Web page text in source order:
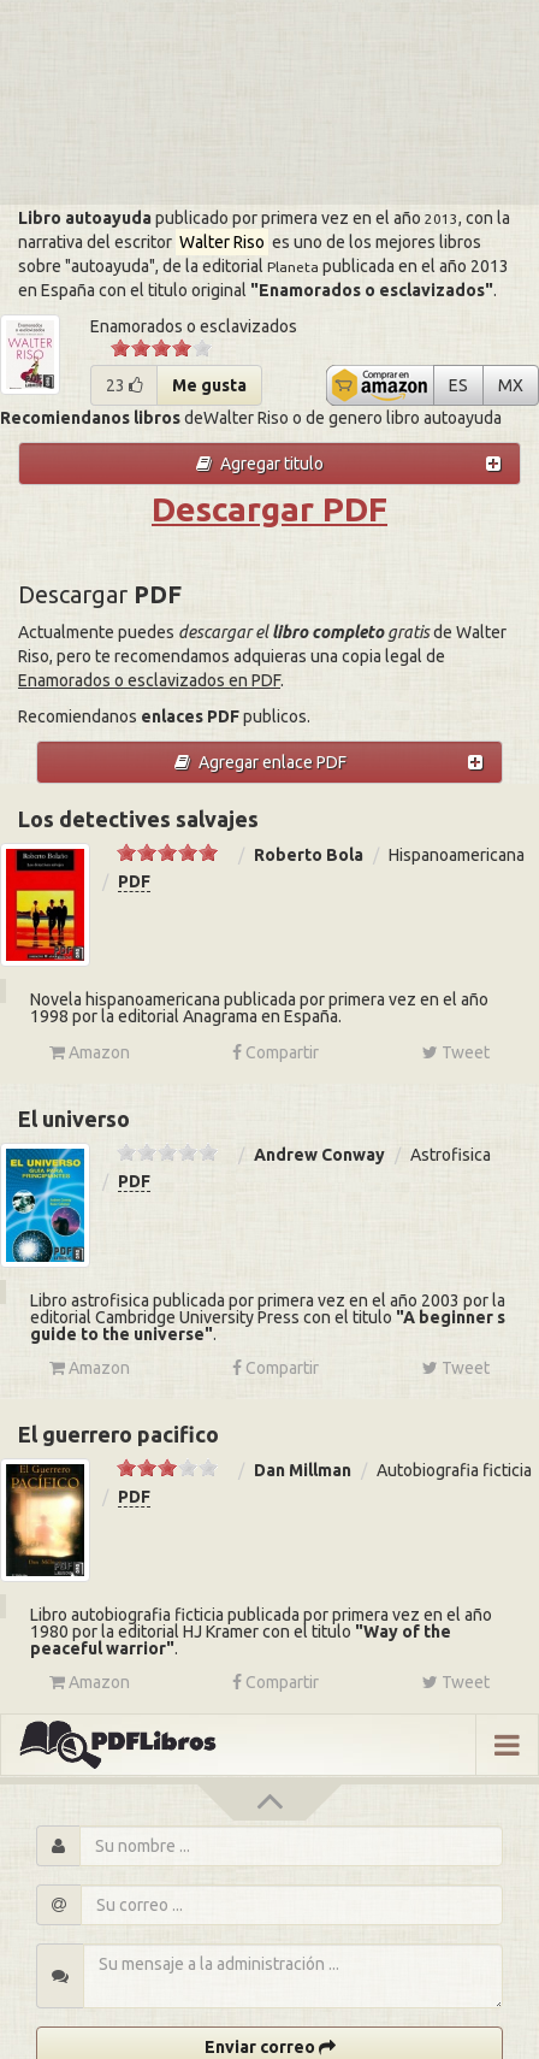
Libro autoayudapublicado por primera vez en el año 2013, con la
narrativa del escritor Walter Riso es uno de los mejores libros
sobre autoayuda , de la editorial Planeta publicada en el año 2013
en España con el titulo original
Enamorados o esclavizados .
Enamorados o esclavizados
23 Me gusta ES MX
Recomiendanos librosdeWalter Riso o de genero libro autoayuda
Agregar titulo
Descargar PDF
Descargar PDF
Actualmente puedes descargar ellibro completogratisde Walter
Riso, pero te recomendamos adquieras una copia legal de
Enamorados o esclavizados en PDF.
Recomiendanos enlaces PDFpublicos.
Agregar enlace PDF
Los detectives salvajes
Roberto Bola
Hispanoamericana
PDF
Novela hispanoamericana publicada por primera vez en el año
1998 por la editorial Anagrama en España.
Amazon
Compartir Tweet
El universo
Andrew Conway
Astrofisica
PDF
Libro astrofisica publicada por primera vez en el año 2003 por la
editorial Cambridge University Press con el titulo
A beginner s
guide to the universe .
Amazon
Compartir Tweet
El guerrero pacifico
Dan Millman
Autobiografia ficticia
PDF
Libro autobiografia ficticia publicada por primera vez en el año
1980 por la editorial HJ Kramer con el titulo
Way of the
peaceful warrior .
Amazon
Compartir Tweet
Enviar correo